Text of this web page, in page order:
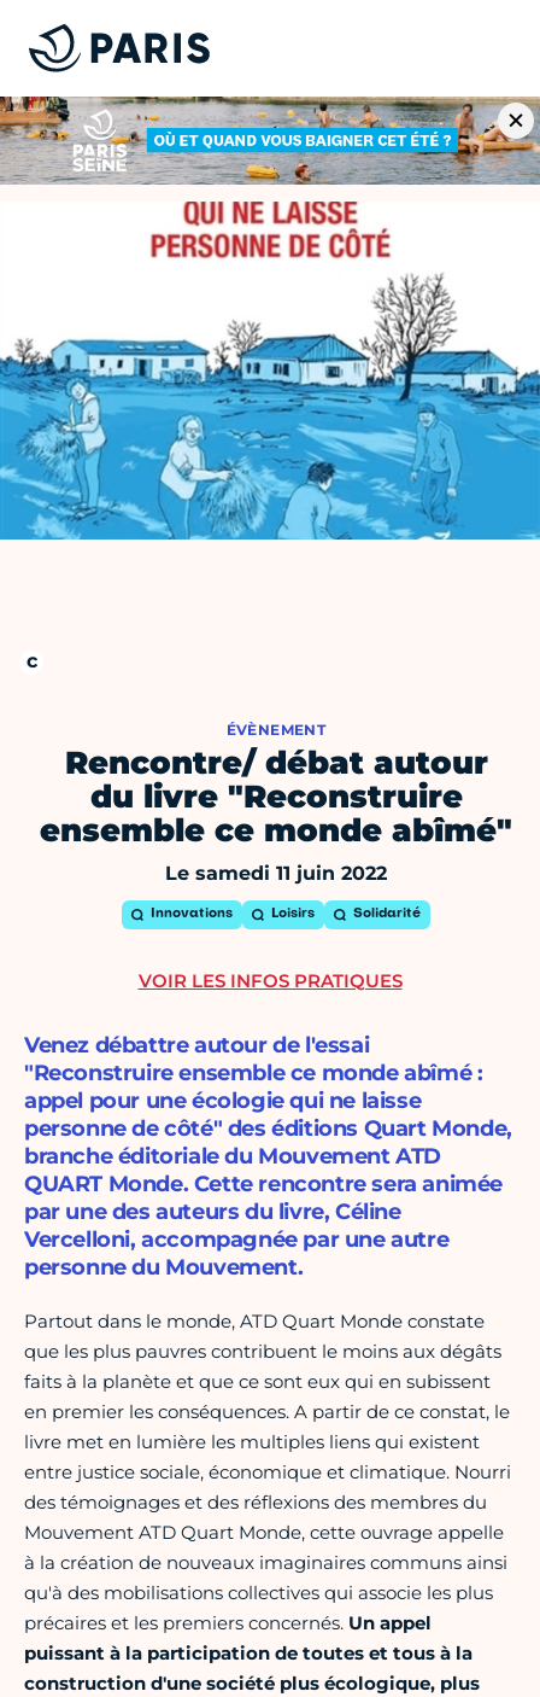
ÉVÈNEMENT
Rencontre/ débat autour
du livre "Reconstruire
ensemble ce monde abîmé"
Le samedi 11 juin 2022
Innovations Loisirs Solidarité
Venez débattre autour de l'essai
"Reconstruire ensemble ce monde abîmé :
appel pour une écologie qui ne laisse
personne de côté" des éditions Quart Monde,
branche éditoriale du Mouvement ATD
QUART Monde. Cette rencontre sera animée
par une des auteurs du livre, Céline
Vercelloni, accompagnée par une autre
personne du Mouvement.
Partout dans le monde, ATD Quart Monde constate
que les plus pauvres contribuent le moins aux dégâts
faits à la planète et que ce sont eux qui en subissent
en premier les conséquences. A partir de ce constat, le
livre met en lumière les multiples liens qui existent
entre justice sociale, économique et climatique. Nourri
des témoignages et des réflexions des membres du
Mouvement ATD Quart Monde, cette ouvrage appelle
à la création de nouveaux imaginaires communs ainsi
qu'à des mobilisations collectives qui associe les plus
précaires et les premiers concernés. Un appel
puissant à la participation de toutes et tous à la
construction d'une société plus écologique, plus
VOIR LES INFOS PRATIQUES